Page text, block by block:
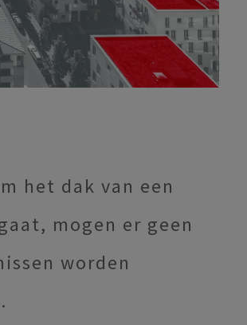
het dak van een
mogen er geen
worden